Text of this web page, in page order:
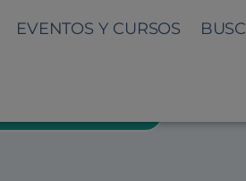
EVENTOS Y CURSOS